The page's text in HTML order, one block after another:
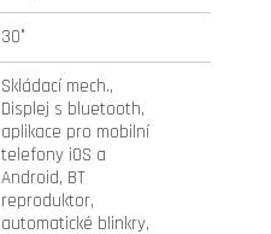
30°
Skládací mech.,
Displej s bluetooth,
aplikace pro mobilní
telefony iOS a
Android, BT
reproduktor,
automatické blinkry,